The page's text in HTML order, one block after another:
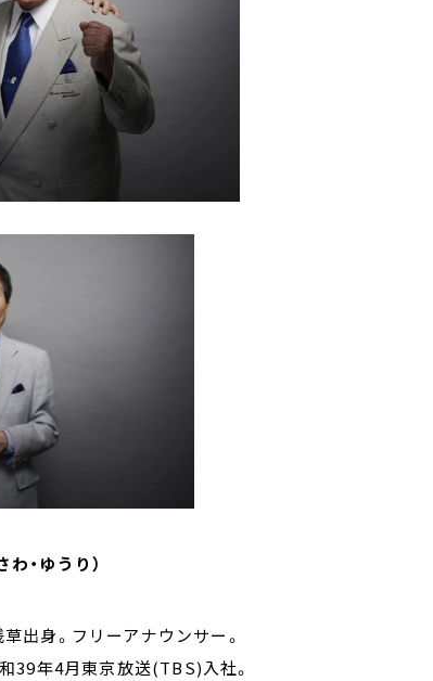
・ゆうり）
出身。フリーアナウンサー。
39年4月東京放送(TBS)入社。